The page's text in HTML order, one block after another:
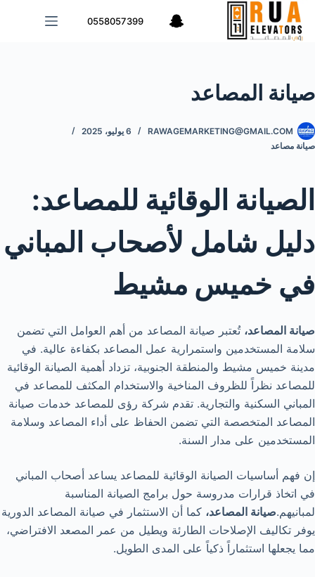
التجاوز
إلى
المحتوى
0558057399
صيانة المصاعد
RAWAGEMARKETING@GMAIL.COM
6 يوليو، 2025
صيانة مصاعد
الصيانة الوقائية للمصاعد:
دليل شامل لأصحاب المباني
في خميس مشيط
صيانة المصاعد، تُعتبر صيانة المصاعد من أهم العوامل التي تضمن
سلامة المستخدمين واستمرارية عمل المصاعد بكفاءة عالية. في
مدينة خميس مشيط والمنطقة الجنوبية، تزداد أهمية الصيانة الوقائية
للمصاعد نظراً للظروف المناخية والاستخدام المكثف للمصاعد في
المباني السكنية والتجارية. تقدم شركة رؤى للمصاعد خدمات صيانة
المصاعد المتخصصة التي تضمن الحفاظ على أداء المصاعد وسلامة
المستخدمين على مدار السنة.
إن فهم أساسيات الصيانة الوقائية للمصاعد يساعد أصحاب المباني
في اتخاذ قرارات مدروسة حول برامج الصيانة المناسبة
لمبانيهم.صيانة المصاعد، كما أن الاستثمار في صيانة المصاعد الدورية
يوفر تكاليف الإصلاحات الطارئة ويطيل من عمر المصعد الافتراضي،
مما يجعلها استثماراً ذكياً على المدى الطويل.